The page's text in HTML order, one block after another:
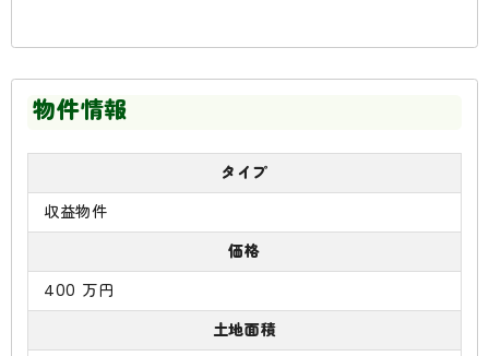
物件情報
タイプ
収益物件
価格
400 万円
土地面積